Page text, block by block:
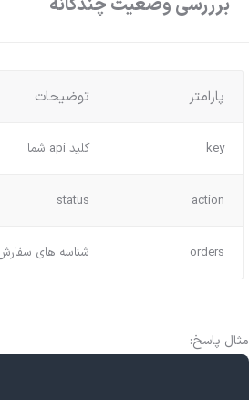
برررسی وضعیت چندگانه
پارامتر توضیحات
key کلید api شما
action
status
orders شناسه های سفارش
مثال پاسخ: